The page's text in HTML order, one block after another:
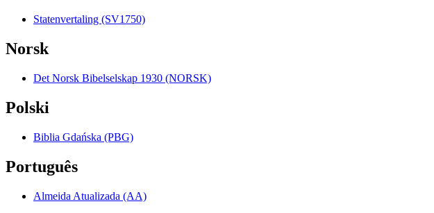
Statenvertaling (SV1750)
Norsk
Det Norsk Bibelselskap 1930 (NORSK)
Polski
Biblia Gdańska (PBG)
Português
Almeida Atualizada (AA)